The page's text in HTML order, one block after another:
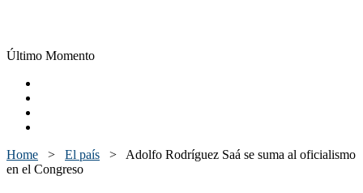
Último Momento
Home > El país > Adolfo Rodríguez Saá se suma al oficialismo
en el Congreso